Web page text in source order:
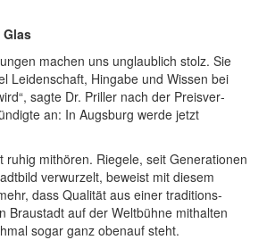
machen uns unglaublich stolz. Sie
Leiden­schaft, Hingabe und Wissen bei
sagte Dr. Priller nach der Preis­ver­
an: In Augsburg werde jetzt
ruhig mithören. Riegele, seit Genera­tionen
verwurzelt, beweist mit diesem
dass Qualität aus einer tradi­tions­
Braustadt auf der Weltbühne mithalten
sogar ganz obenauf steht.